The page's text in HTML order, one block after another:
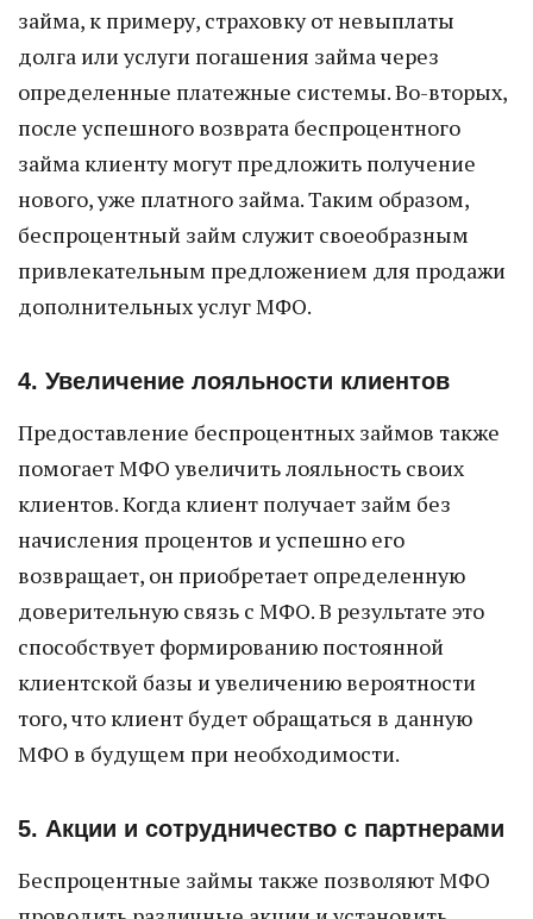
займа, к примеру, страховку от невыплаты
долга или услуги погашения займа через
определенные платежные системы. Во-вторых,
после успешного возврата беспроцентного
займа клиенту могут предложить получение
нового, уже платного займа. Таким образом,
беспроцентный займ служит своеобразным
привлекательным предложением для продажи
дополнительных услуг МФО.
4. Увеличение лояльности клиентов
Предоставление беспроцентных займов также
помогает МФО увеличить лояльность своих
клиентов. Когда клиент получает займ без
начисления процентов и успешно его
возвращает, он приобретает определенную
доверительную связь с МФО. В результате это
способствует формированию постоянной
клиентской базы и увеличению вероятности
того, что клиент будет обращаться в данную
МФО в будущем при необходимости.
5. Акции и сотрудничество с партнерами
Беспроцентные займы также позволяют МФО